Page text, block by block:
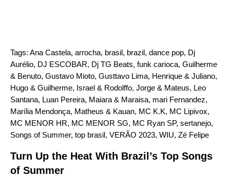
Tags: Ana Castela, arrocha, brasil, brazil, dance pop, Dj
Aurélio, DJ ESCOBAR, Dj TG Beats, funk carioca, Guilherme
& Benuto, Gustavo Mioto, Gusttavo Lima, Henrique & Juliano,
Hugo & Guilherme, Israel & Rodolffo, Jorge & Mateus, Leo
Santana, Luan Pereira, Maiara & Maraisa, mari Fernandez,
Marília Mendonça, Matheus & Kauan, MC K.K, MC Lipivox,
MC MENOR HR, MC MENOR SG, MC Ryan SP, sertanejo,
Songs of Summer, top brasil, VERÃO 2023, WIU, Zé Felipe
Turn Up the Heat With Brazil’s Top Songs
of Summer